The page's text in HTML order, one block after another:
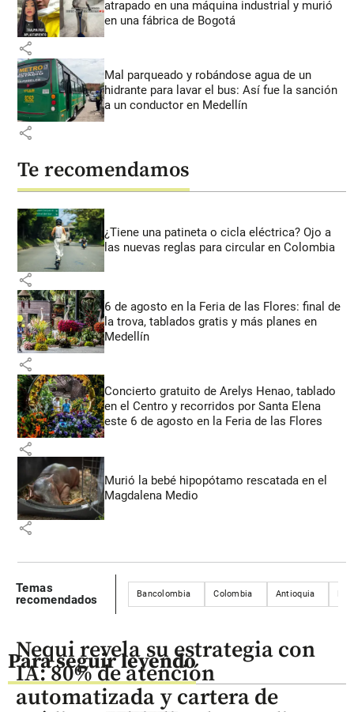
atrapado en una máquina industrial y murió
en una fábrica de Bogotá
share
Mal parqueado y robándose agua de un
hidrante para lavar el bus: Así fue la sanción
a un conductor en Medellín
share
Te recomendamos
¿Tiene una patineta o cicla eléctrica? Ojo a
las nuevas reglas para circular en Colombia
share
6 de agosto en la Feria de las Flores: final de
la trova, tablados gratis y más planes en
Medellín
share
Concierto gratuito de Arelys Henao, tablado
en el Centro y recorridos por Santa Elena
este 6 de agosto en la Feria de las Flores
share
Murió la bebé hipopótamo rescatada en el
Magdalena Medio
share
Temas
recomendados
Bancolombia Colombia Antioquia
Para seguir leyendo
Nequi revela su estrategia con
IA: 80% de atención
automatizada y cartera de